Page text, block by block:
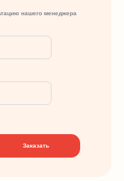
нашего менеджера
Заказать